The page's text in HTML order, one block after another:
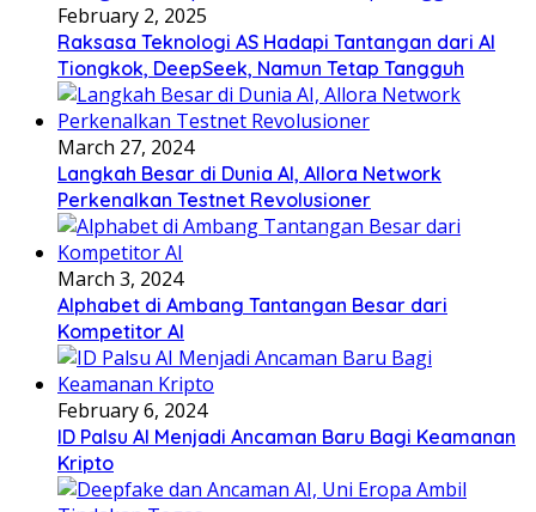
February 2, 2025
Raksasa Teknologi AS Hadapi Tantangan dari AI
Tiongkok, DeepSeek, Namun Tetap Tangguh
March 27, 2024
Langkah Besar di Dunia AI, Allora Network
Perkenalkan Testnet Revolusioner
March 3, 2024
Alphabet di Ambang Tantangan Besar dari
Kompetitor AI
February 6, 2024
ID Palsu AI Menjadi Ancaman Baru Bagi Keamanan
Kripto